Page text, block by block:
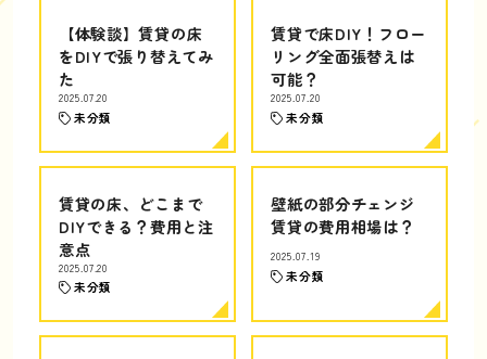
【体験談】賃貸の床
をDIYで張り替えてみ
た
2025.07.20
未分類
賃貸で床DIY！フロー
リング全面張替えは
可能？
2025.07.20
未分類
賃貸の床、どこまで
DIYできる？費用と注
意点
2025.07.20
未分類
壁紙の部分チェンジ
賃貸の費用相場は？
2025.07.19
未分類